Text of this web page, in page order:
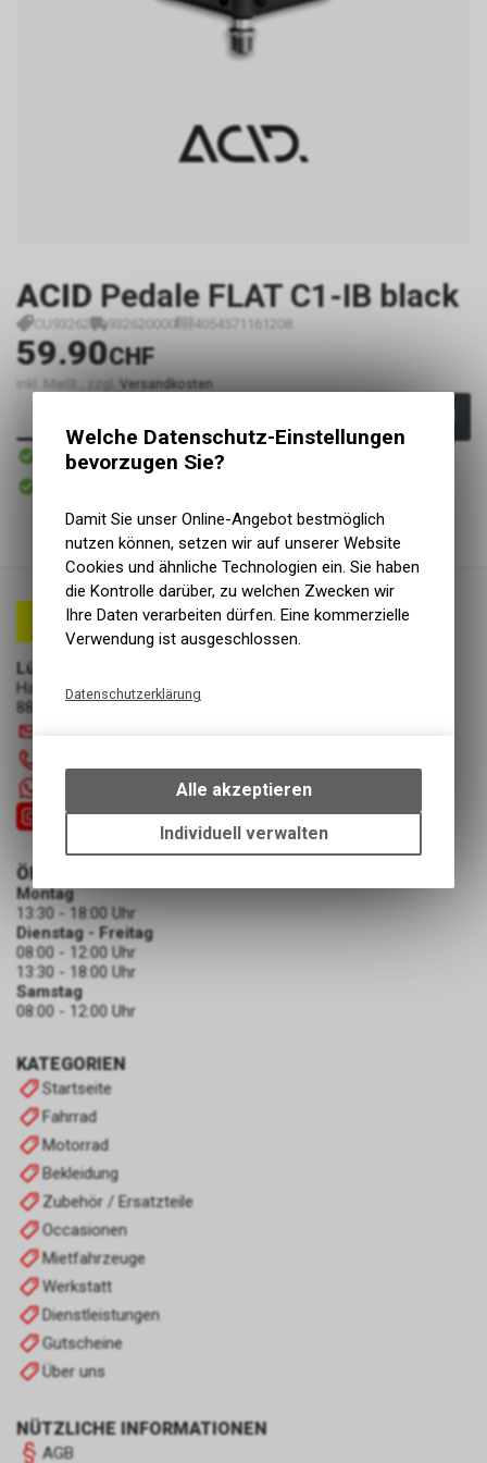
ACID Pedale FLAT C1-IB black
CU93262 932620000 4054571161208
59.90CHF
inkl. MwSt., zzgl. Versandkosten
Sofort verfügbar
Versand
Lüscher Motor- & Bike World
Hauptstrasse 29a
8867 Niederurnen
KATEGORIEN
Startseite
Fahrrad
Motorrad
Bekleidung
Zubehör / Ersatzteile
Occasionen
Mietfahrzeuge
Werkstatt
Dienstleistungen
Gutscheine
Über uns
NÜTZLICHE INFORMATIONEN
AGB
ÖFFNUNGSZEITEN
Montag
13:30 - 18:00 Uhr
Dienstag - Freitag
08:00 - 12:00 Uhr
13:30 - 18:00 Uhr
Samstag
08:00 - 12:00 Uhr
Welche Datenschutz-Einstellungen
bevorzugen Sie?
Damit Sie unser Online-Angebot bestmöglich
nutzen können, setzen wir auf unserer Website
Cookies und ähnliche Technologien ein. Sie haben
die Kontrolle darüber, zu welchen Zwecken wir
Ihre Daten verarbeiten dürfen. Eine kommerzielle
Verwendung ist ausgeschlossen.
Datenschutzerklärung
bestimmte Interaktionen und
Einstellungen auf Ihrem Gerät,
um die grundlegenden
Funktionen unseres Online-
Alle akzeptieren
Individuell verwalten